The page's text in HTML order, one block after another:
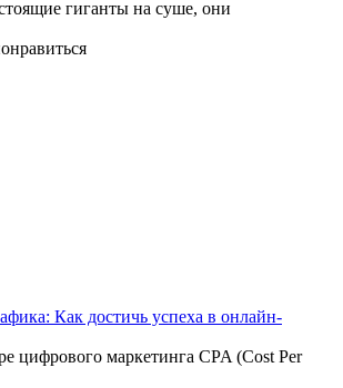
гиганты на суше, они
Как достичь успеха в онлайн-
цифрового маркетинга CPA (Cost Per